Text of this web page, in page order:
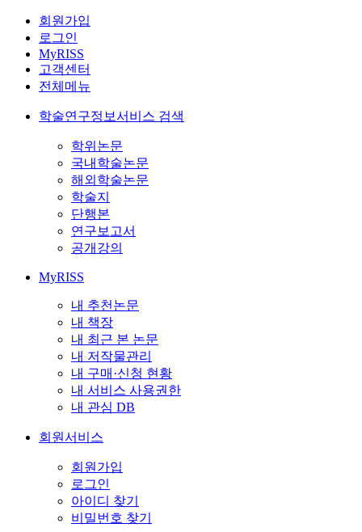
회원가입
로그인
MyRISS
고객센터
전체메뉴
학술연구정보서비스 검색
학위논문
국내학술논문
해외학술논문
학술지
단행본
연구보고서
공개강의
MyRISS
내 추천논문
내 책장
내 최근 본 논문
내 저작물관리
내 구매·신청 현황
내 서비스 사용권한
내 관심 DB
회원서비스
회원가입
로그인
아이디 찾기
비밀번호 찾기